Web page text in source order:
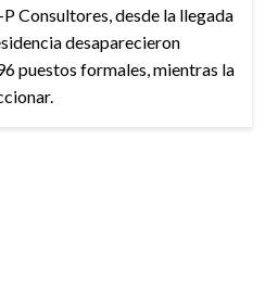
Consultores, desde la llegada
desaparecieron
puestos formales, mientras la